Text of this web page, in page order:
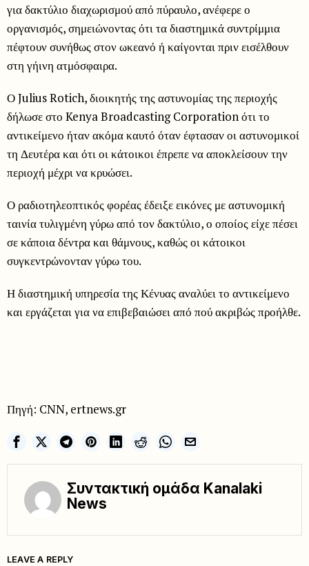
για δακτύλιο διαχωρισμού από πύραυλο, ανέφερε ο
οργανισμός, σημειώνοντας ότι τα διαστημικά συντρίμμια
πέφτουν συνήθως στον ωκεανό ή καίγονται πριν εισέλθουν
στη γήινη ατμόσφαιρα.
Ο Julius Rotich, διοικητής της αστυνομίας της περιοχής
δήλωσε στο Kenya Broadcasting Corporation ότι το
αντικείμενο ήταν ακόμα καυτό όταν έφτασαν οι αστυνομικοί
τη Δευτέρα και ότι οι κάτοικοι έπρεπε να αποκλείσουν την
περιοχή μέχρι να κρυώσει.
Ο ραδιοτηλεοπτικός φορέας έδειξε εικόνες με αστυνομική
ταινία τυλιγμένη γύρω από τον δακτύλιο, ο οποίος είχε πέσει
σε κάποια δέντρα και θάμνους, καθώς οι κάτοικοι
συγκεντρώνονταν γύρω του.
Η διαστημική υπηρεσία της Κένυας αναλύει το αντικείμενο
και εργάζεται για να επιβεβαιώσει από πού ακριβώς προήλθε.
Πηγή: CNN, ertnews.gr
Συντακτική ομάδα Kanalaki
News
LEAVE A REPLY